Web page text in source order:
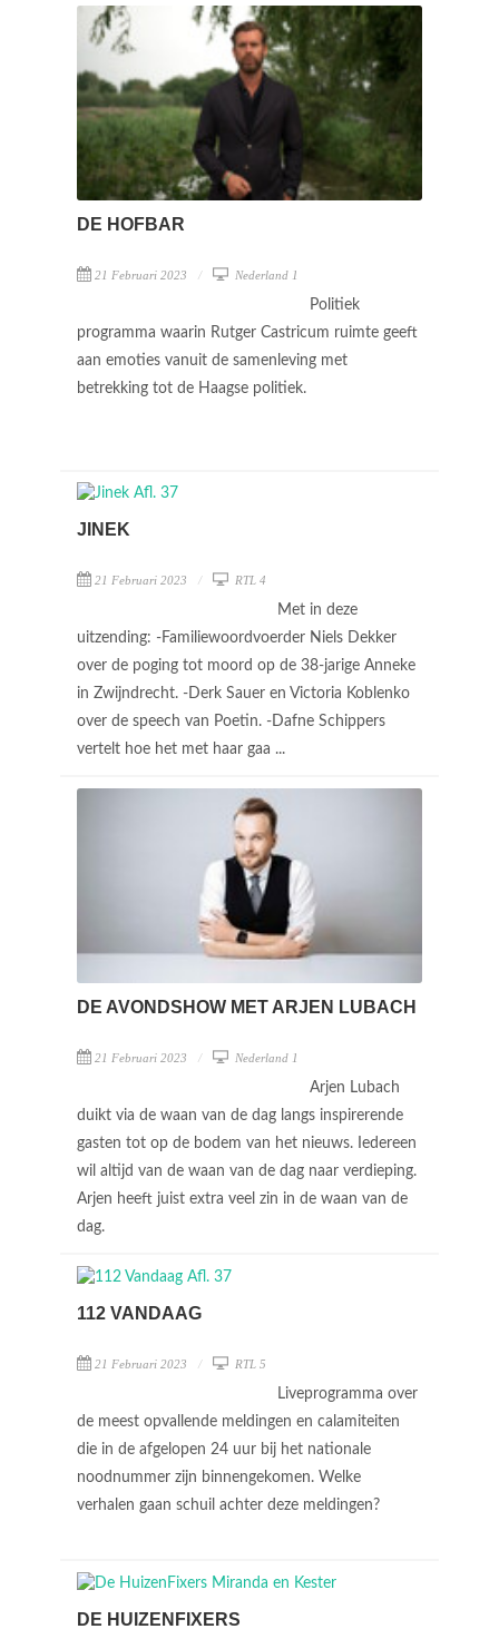
DE HOFBAR
21 Februari 2023 Nederland 1
Politiek
programma waarin Rutger Castricum ruimte geeft
aan emoties vanuit de samenleving met
betrekking tot de Haagse politiek.
JINEK
21 Februari 2023 RTL 4
Met in deze
uitzending: -Familiewoordvoerder Niels Dekker
over de poging tot moord op de 38-jarige Anneke
in Zwijndrecht. -Derk Sauer en Victoria Koblenko
over de speech van Poetin. -Dafne Schippers
vertelt hoe het met haar gaa ...
DE AVONDSHOW MET ARJEN LUBACH
21 Februari 2023 Nederland 1
Arjen Lubach
duikt via de waan van de dag langs inspirerende
gasten tot op de bodem van het nieuws. Iedereen
wil altijd van de waan van de dag naar verdieping.
Arjen heeft juist extra veel zin in de waan van de
dag.
112 VANDAAG
21 Februari 2023 RTL 5
Liveprogramma over
de meest opvallende meldingen en calamiteiten
die in de afgelopen 24 uur bij het nationale
noodnummer zijn binnengekomen. Welke
verhalen gaan schuil achter deze meldingen?
DE HUIZENFIXERS